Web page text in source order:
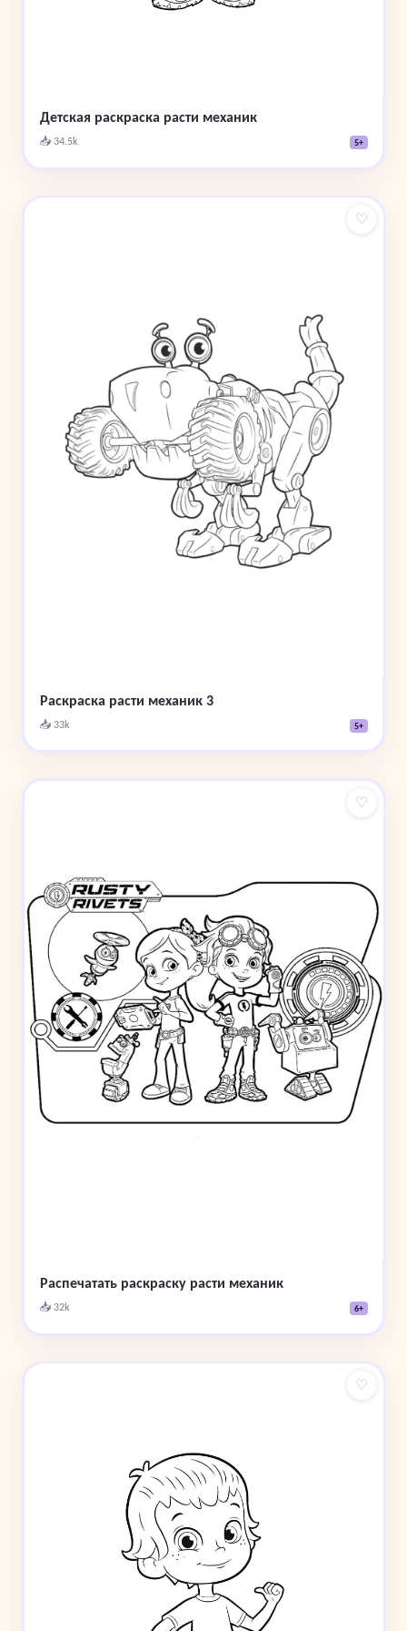
Детская раскраска расти механик
📥 34.5k 5+
♡
Раскраска расти механик 3
📥 33k 5+
♡
Распечатать раскраску расти механик
📥 32k 6+
♡